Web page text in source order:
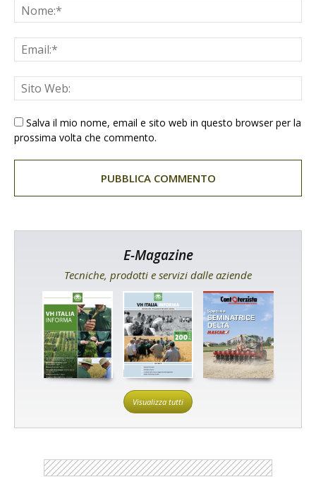
Salva il mio nome, email e sito web in questo browser per la
prossima volta che commento.
E-Magazine
Tecniche, prodotti e servizi dalle aziende
Visualizza tutti